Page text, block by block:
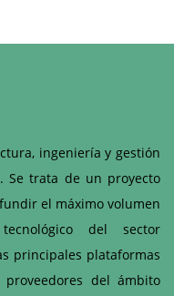
ingeniería y gestión
Se trata de un proyecto
el máximo volumen
del sector
principales plataformas
del ámbito